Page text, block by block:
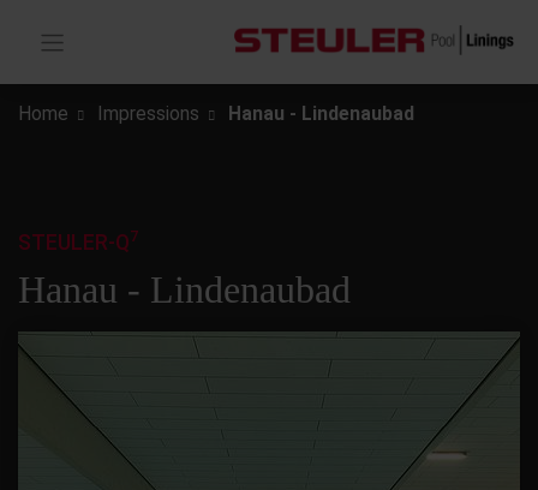
Home Impressions Hanau - Lindenaubad
Hanau - Lindenaubad
STEULER-Q7